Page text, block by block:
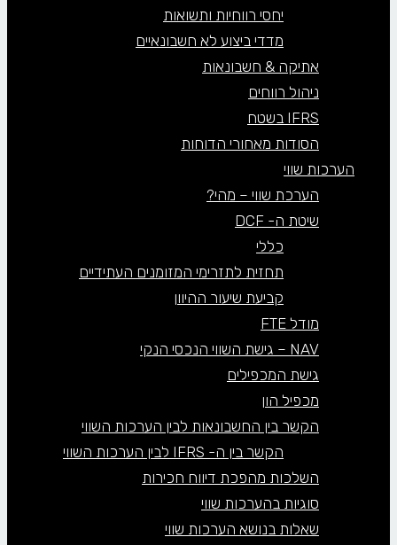
יחסי רווחיות ותשואות
מדדי ביצוע לא חשבונאיים
אתיקה & חשבונאות
ניהול רווחים
IFRS בשטח
הסודות מאחורי הדוחות
הערכות שווי
הערכת שווי – מהי?
שיטת ה- DCF
כללי
תחזית לתזרימי המזומנים העתידיים
קביעת שיעור ההיוון
מודל FTE
NAV – גישת השווי הנכסי הנקי
גישת המכפילים
מכפיל הון
הקשר בין החשבונאות לבין הערכות השווי
הקשר בין ה- IFRS לבין הערכות השווי
השלכות מהפכת דיווח חכירות
סוגיות בהערכות שווי
שאלות בנושא הערכות שווי